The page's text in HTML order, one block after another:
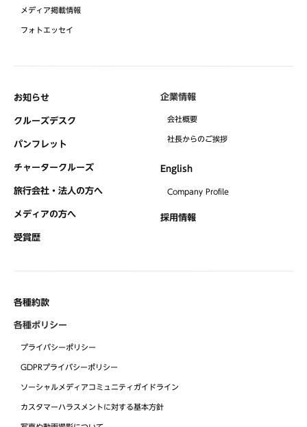
メディア掲載情報
フォトエッセイ
お知らせ
クルーズデスク
パンフレット
チャータークルーズ
旅行会社・法人の方へ
メディアの方へ
受賞歴
企業情報
会社概要
社⻑からのご挨拶
English
Company Profile
採用情報
各種約款
各種ポリシー
プライバシーポリシー
GDPRプライバシーポリシー
ソーシャルメディアコミュニティガイドライン
カスタマーハラスメントに対する基本方針